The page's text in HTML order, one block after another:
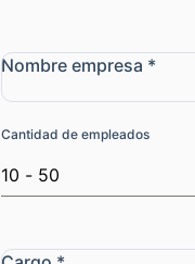
Nombre empresa *
Cantidad de empleados
10 - 50